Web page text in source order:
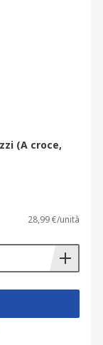
(A croce,
28,99 €/unità